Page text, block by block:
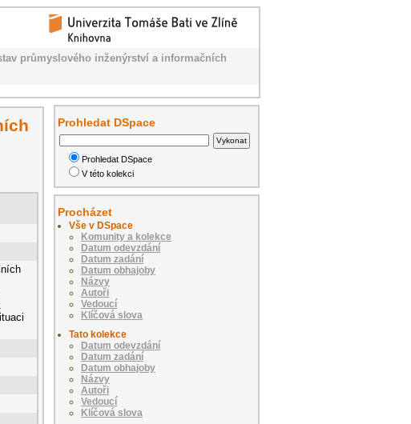
průmyslového inženýrství a informačních
Prohledat DSpace
Prohledat DSpace
V této kolekci
Procházet
Vše v DSpace
Komunity a kolekce
Datum odevzdání
Datum zadání
Datum obhajoby
Názvy
Autoři
Vedoucí
Klíčová slova
Tato kolekce
Datum odevzdání
Datum zadání
Datum obhajoby
Názvy
Autoři
Vedoucí
Klíčová slova